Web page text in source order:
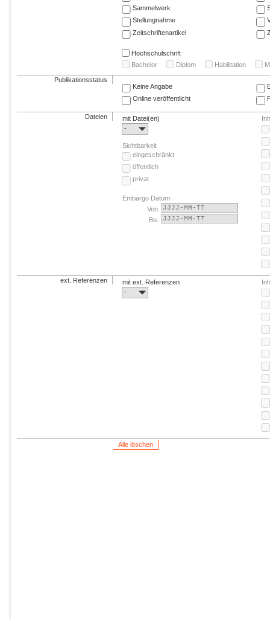
Sammelwerk
Stellungnahme
Zeitschriftenartikel
Hochschulschrift
Bachelor
Diplom Habilitation
Publikationsstatus
Keine Angabe
Online veröffentlicht
Dateien
mit Datei(en)
-
Sichtbarkeit
eingeschränkt
öffentlich
privat
Embargo Datum
Von:
Bis:
ext. Referenzen
mit ext. Referenzen
-